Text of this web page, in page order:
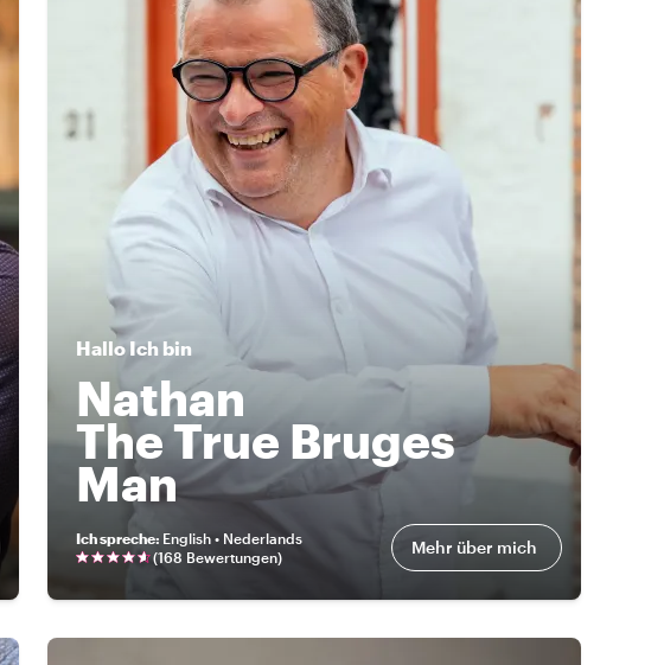
HalloIch bin
Nathan
The True Bruges
Man
Ich spreche: English • Nederlands
(168 Bewertungen) Mehr über mich